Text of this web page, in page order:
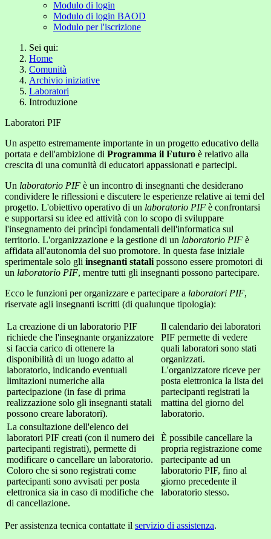
Modulo di login
Modulo di login BAOD
Modulo per l'iscrizione
Sei qui:
Home
Comunità
Archivio iniziative
Laboratori
Introduzione
Laboratori PIF
Un aspetto estremamente importante in un progetto educativo della
portata e dell'ambizione di Programma il Futuro è relativo alla
crescita di una comunità di educatori appassionati e partecipi.
Un laboratorio PIF è un incontro di insegnanti che desiderano
condividere le riflessioni e discutere le esperienze relative ai temi del
progetto. L'obiettivo operativo di un laboratorio PIF è confrontarsi
e supportarsi su idee ed attività con lo scopo di sviluppare
l'insegnamento dei princìpi fondamentali dell'informatica sul
territorio. L'organizzazione e la gestione di un laboratorio PIF è
affidata all'autonomia del suo promotore. In questa fase iniziale
sperimentale solo gli insegnanti statali possono essere promotori di
un laboratorio PIF, mentre tutti gli insegnanti possono partecipare.
Ecco le funzioni per organizzare e partecipare a laboratori PIF,
riservate agli insegnanti iscritti (di qualunque tipologia):
La creazione di un laboratorio PIF
richiede che l'insegnante organizzatore
si faccia carico di ottenere la
disponibilità di un luogo adatto al
laboratorio, indicando eventuali
limitazioni numeriche alla
partecipazione (in fase di prima
realizzazione solo gli insegnanti statali
possono creare laboratori).
Il calendario dei laboratori
PIF permette di vedere
quali laboratori sono stati
organizzati.
L'organizzatore riceve per
posta elettronica la lista dei
partecipanti registrati la
mattina del giorno del
laboratorio.
La consultazione dell'elenco dei
laboratori PIF creati (con il numero dei
partecipanti registrati), permette di
modificare o cancellare un laboratorio.
Coloro che si sono registrati come
partecipanti sono avvisati per posta
elettronica sia in caso di modifiche che
di cancellazione.
È possibile cancellare la
propria registrazione come
partecipante ad un
laboratorio PIF, fino al
giorno precedente il
laboratorio stesso.
Per assistenza tecnica contattate il servizio di assistenza.